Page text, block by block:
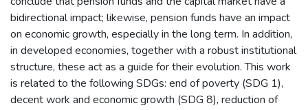
bidirectional impact; likewise, pension funds have an impact
on economic growth, especially in the long term. In addition,
in developed economies, together with a robust institutional
structure, these act as a guide for their evolution. This work
is related to the following SDGs: end of poverty (SDG 1),
decent work and economic growth (SDG 8), reduction of